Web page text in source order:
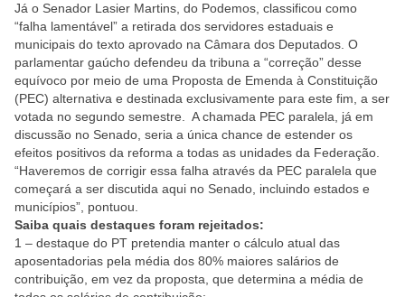
Já o Senador Lasier Martins, do Podemos, classificou como
“falha lamentável” a retirada dos servidores estaduais e
municipais do texto aprovado na Câmara dos Deputados. O
parlamentar gaúcho defendeu da tribuna a “correção” desse
equívoco por meio de uma Proposta de Emenda à Constituição
(PEC) alternativa e destinada exclusivamente para este fim, a ser
votada no segundo semestre. A chamada PEC paralela, já em
discussão no Senado, seria a única chance de estender os
efeitos positivos da reforma a todas as unidades da Federação.
“Haveremos de corrigir essa falha através da PEC paralela que
começará a ser discutida aqui no Senado, incluindo estados e
municípios”, pontuou.
Saiba quais destaques foram rejeitados:
1 – destaque do PT pretendia manter o cálculo atual das
aposentadorias pela média dos 80% maiores salários de
contribuição, em vez da proposta, que determina a média de